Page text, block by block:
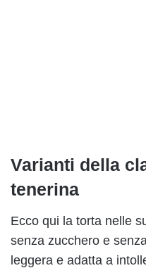
Varianti della
tenerina
Ecco qui la torta nelle
senza zucchero e
leggera e adatta a